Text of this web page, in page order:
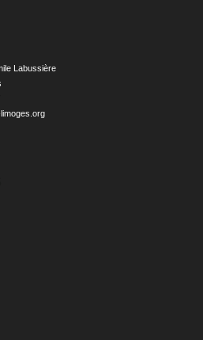
Labussière